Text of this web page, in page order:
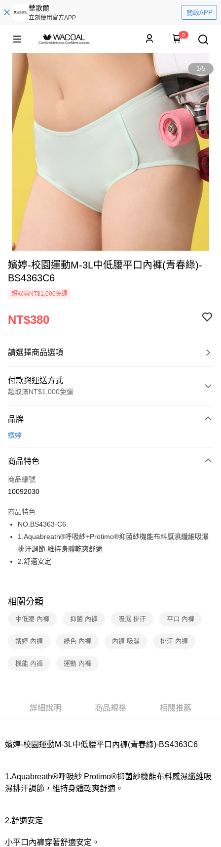
華歌爾
立刻使用官方APP
開啟APP
0
1/5
嬪婷-校園運動M-3L中低腰平口內褲(青春綠)-
BS4363C6
超取滿NT$1,000免運
NT$380
請選擇商品選項
付款與運送方式
超取滿NT$1,000免運
信用卡一次付款
LINE Pay
街口支付
運送方式
全家取貨付款
每筆NT$80，滿NT$1,000(含以上)免運費
7-11取貨付款
每筆NT$80，滿NT$1,000(含以上)免運費
每筆NT$80，滿NT$1,000(含以上)免運費
宅配
每筆NT$220
每筆NT$80，滿NT$1,000(含以上)免運費
品牌
嬪婷
商品特色
商品編號
10092030
商品特色
NO.BS4363-C6
1.Aquabreath®呼吸紗+Protimo®抑菌紗機能布料感濕纖維吸濕
排汗調節 維持身體乾爽舒適
2.舒適安定
相關分類
中低腰 內褲 抑菌 內褲 吸濕 排汗 平口 內褲
嬪婷 內褲 綠色 內褲 內褲 吸濕 排汗 內褲
機能 內褲 運動 內褲
詳細說明 商品規格 相關推薦
嬪婷-校園運動M-3L中低腰平口內褲(青春綠)-BS4363C6
1.Aquabreath®呼吸紗 Protimo®抑菌紗機能布料感濕纖維吸
濕排汗調節，維持身體乾爽舒適。
2.舒適安定
小平口內褲穿著舒適安定。